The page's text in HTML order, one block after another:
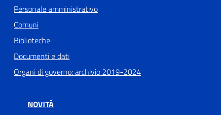
Personale amministrativo
Comuni
Biblioteche
Documenti e dati
Organi di governo: archivio 2019-2024
NOVITÀ